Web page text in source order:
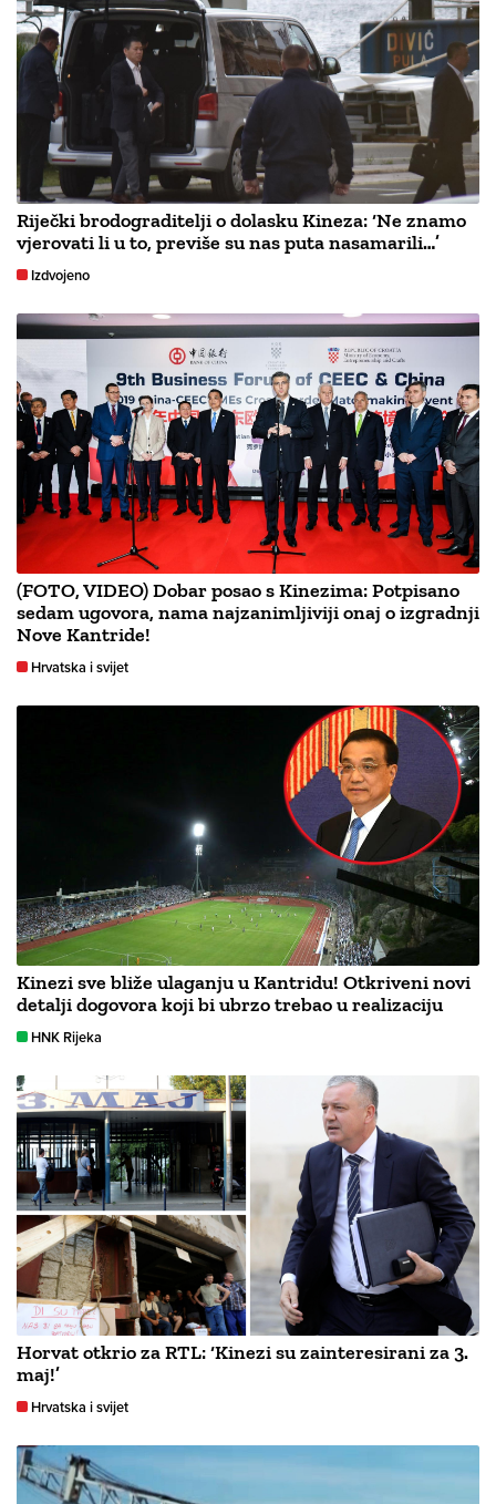
Riječki brodograditelji o dolasku Kineza: ‘Ne znamo
vjerovati li u to, previše su nas puta nasamarili…’
Izdvojeno
(FOTO, VIDEO) Dobar posao s Kinezima: Potpisano
sedam ugovora, nama najzanimljiviji onaj o izgradnji
Nove Kantride!
Hrvatska i svijet
Kinezi sve bliže ulaganju u Kantridu! Otkriveni novi
detalji dogovora koji bi ubrzo trebao u realizaciju
HNK Rijeka
Horvat otkrio za RTL: ‘Kinezi su zainteresirani za 3.
maj!’
Hrvatska i svijet